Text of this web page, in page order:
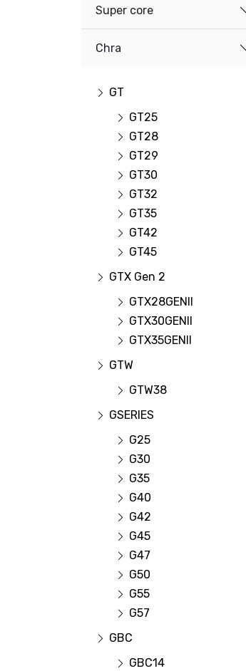
Super core
Chra
GT
GT25
GT28
GT29
GT30
GT32
GT35
GT42
GT45
GTX Gen 2
GTX28GENII
GTX30GENII
GTX35GENII
GTW
GTW38
GSERIES
G25
G30
G35
G40
G42
G45
G47
G50
G55
G57
GBC
GBC14